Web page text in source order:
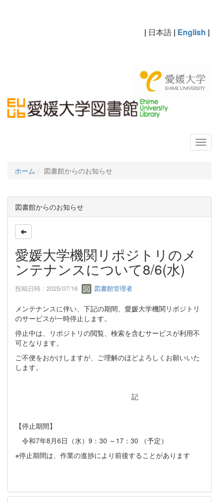
| 日本語 | English |
ホーム 図書館からのお知らせ
図書館からのお知らせ
愛媛大学機関リポジトリのメ
ンテナンスについて8/6(水)
投稿日時 : 2025/07/16 図書館管理者
メンテナンスに伴い、下記の期間、愛媛大学機関リポジトリ
のサービスが一時停止します。
停止中は、リポジトリの閲覧、検索を含むサービスが利用不
可となります。
ご不便をおかけしますが、ご理解のほどよろしくお願いいた
します。
記
【停止期間】
令和7年8月6日（水）9：30 ～17：30 （予定）
※停止期間は、作業の進捗により前後することがあります